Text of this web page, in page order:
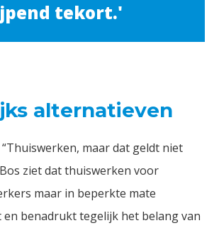
tekort.'
alternatieven
maar dat geldt niet
ziet dat thuiswerken voor
maar in beperkte mate
benadrukt tegelijk het belang van